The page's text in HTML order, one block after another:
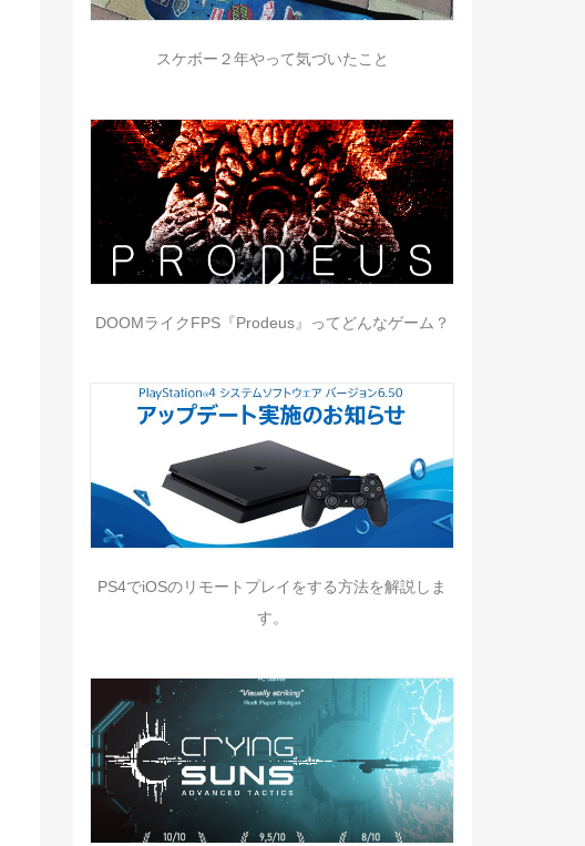
スケボー２年やって気づいたこと
DOOMライクFPS『Prodeus』ってどんなゲーム？
PS4でiOSのリモートプレイをする方法を解説しま
す。